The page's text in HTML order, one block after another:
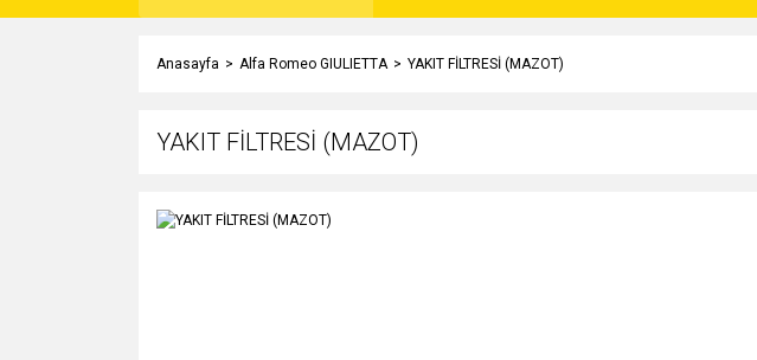
Anasayfa Alfa Romeo GIULIETTA YAKIT FİLTRESİ (MAZOT)
YAKIT FİLTRESİ (MAZOT)